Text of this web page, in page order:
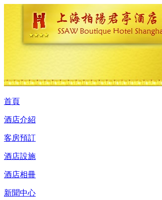
首頁
酒店介紹
客房預訂
酒店設施
酒店相冊
新聞中心